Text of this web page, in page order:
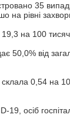
35
на рівні
19,3 на 100
від
0,54 на
осіб